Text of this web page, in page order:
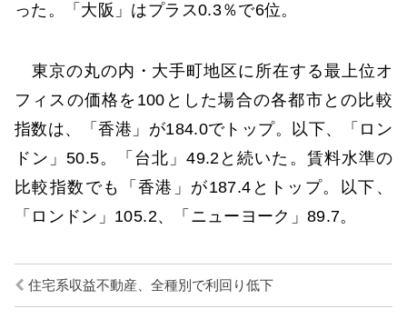
った。「大阪」はプラス0.3％で6位。
東京の丸の内・大手町地区に所在する最上位オ
フィスの価格を100とした場合の各都市との比較
指数は、「香港」が184.0でトップ。以下、「ロン
ドン」50.5。「台北」49.2と続いた。賃料水準の
比較指数でも「香港」が187.4とトップ。以下、
「ロンドン」105.2、「ニューヨーク」89.7。
住宅系収益不動産、全種別で利回り低下